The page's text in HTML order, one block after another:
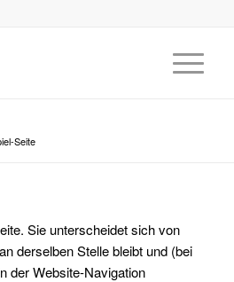
Seite
Sie unterscheidet sich von
derselben Stelle bleibt und (bei
der Website-Navigation